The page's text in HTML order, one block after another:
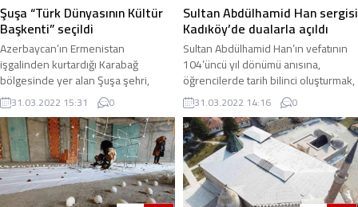
Şuşa “Türk Dünyasının Kültür
Başkenti” seçildi
Azerbaycan’ın Ermenistan
işgalinden kurtardığı Karabağ
bölgesinde yer alan Şuşa şehri,
2023 yılı "Türk Dünyasının Kültür
Başkenti" seçildi ...
31.03.2022 15:31 0
Sultan Abdülhamid Han sergisi
Kadıköy’de dualarla açıldı
Sultan Abdülhamid Han’ın vefatının
104’üncü yıl dönümü anısına,
öğrencilerde tarih bilinci oluşturmak,
dün ve bugün arasında bağ
kurmalarını ...
31.03.2022 14:16 0